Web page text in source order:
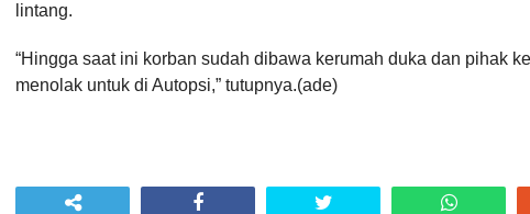
lintang.
“Hingga saat ini korban sudah dibawa kerumah duka dan pihak
menolak untuk di Autopsi,” tutupnya.(ade)